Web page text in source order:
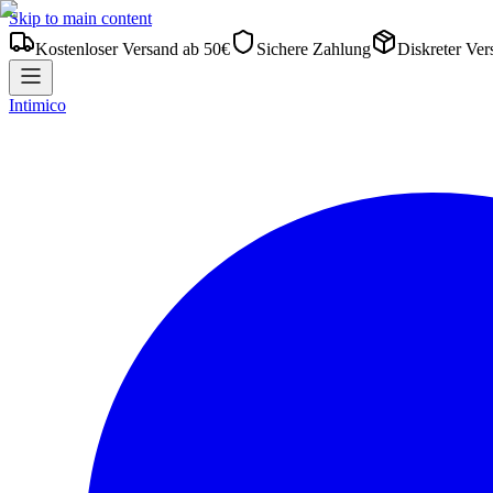
Skip to main content
Kostenloser Versand ab 50€
Sichere Zahlung Diskreter
Intimico